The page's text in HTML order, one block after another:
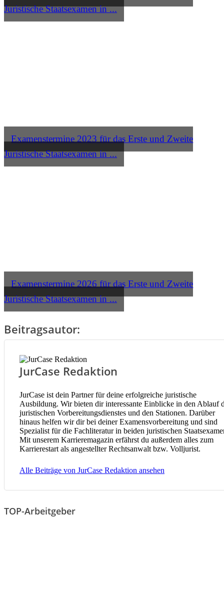
Juristische Staatsexamen in ...
Examenstermine 2023 für das Erste und Zweite
Juristische Staatsexamen in ...
Examenstermine 2026 für das Erste und Zweite
Juristische Staatsexamen in ...
Beitragsautor:
JurCase Redaktion
JurCase ist dein Partner für deine erfolgreiche juristische
Ausbildung. Wir bieten dir interessante Einblicke in den Ablauf
juristischen Vorbereitungsdienstes und den Stationen. Darüber
hinaus helfen wir dir bei deiner Examensvorbereitung und sind
Spezialist für die Fachliteratur in beiden juristischen
Mit unserem Karrieremagazin erfährst du außerdem alles zum
Karrierestart als angestellter Rechtsanwalt bzw. Volljurist.
Alle Beiträge von JurCase Redaktion ansehen
TOP-Arbeitgeber